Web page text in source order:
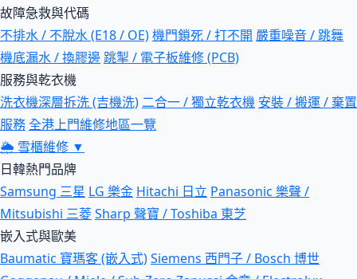
故障急救與代碼
不排水 / 不脫水 (E18 / OE)機門鎖死 / 打不開 嚴重噪音 / 跳舞
機底漏水 / 換膠邊跳掣 / 電子板維修 (PCB)
服務與乾衣機
洗衣機深層拆洗 (吉機洗) 二合一 / 獨立乾衣機 安裝 / 搬運 / 棄置
服務全港上門維修地區一覽
🌦 雪櫃維修 ▼
日韓熱門品牌
Samsung 三星 LG 樂金 Hitachi 日立 Panasonic 樂聲 /
Mitsubishi 三菱Sharp 聲寶 / Toshiba 東芝
嵌入式與歐美
Baumatic 寶瑪客 (嵌入式)Siemens 西門子 / Bosch 博世